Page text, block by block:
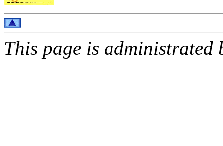
This page is administrated